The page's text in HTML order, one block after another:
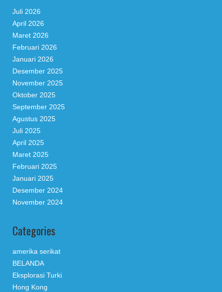
Juli 2026
April 2026
Maret 2026
Februari 2026
Januari 2026
Desember 2025
November 2025
Oktober 2025
September 2025
Agustus 2025
Juli 2025
April 2025
Maret 2025
Februari 2025
Januari 2025
Desember 2024
November 2024
Categories
amerika serikat
BELANDA
Eksplorasi Turki
Hong Kong